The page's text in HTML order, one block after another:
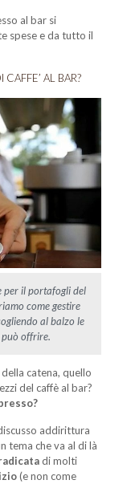
al bar si
spese e da tutto il
AL BAR?
per il portafogli del
come gestire
al balzo le
offrire.
catena, quello
del caffè al bar?
addirittura
tema che va al di là
di molti
(e non come